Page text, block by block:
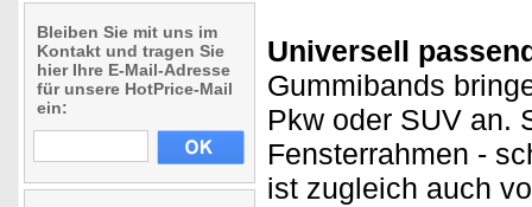
Bleiben Sie mit uns im
Kontakt und tragen Sie
hier Ihre E-Mail-Adresse
für unsere HotPrice-Mail
ein:
Universell
Gummibands
Pkw oder SUV an.
Fensterrahmen -
ist zugleich auch